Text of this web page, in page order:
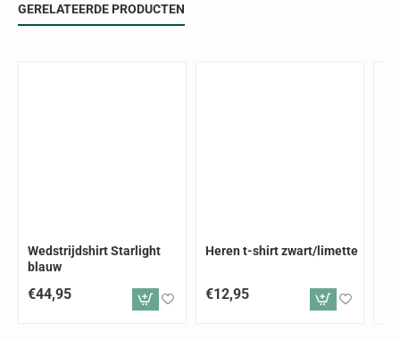
GERELATEERDE PRODUCTEN
Wedstrijdshirt Starlight
blauw
€44,95
Heren t-shirt zwart/limette
€12,95